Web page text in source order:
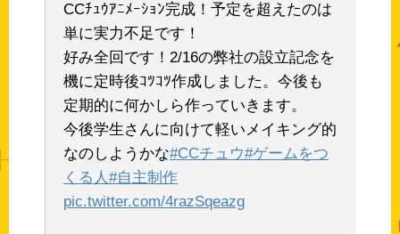
CCﾁｭｳｱﾆﾒｰｼｮﾝ完成！予定を超えたのは
単に実力不足です！
好み全回です！2/16の弊社の設立記念を
機に定時後ｺﾂｺﾂ作成しました。今後も
定期的に何かしら作っていきます。
今後学生さんに向けて軽いメイキング的
なのしようかな#CCチュウ#ゲームをつ
くる人#自主制作
pic.twitter.com/4razSqeazg